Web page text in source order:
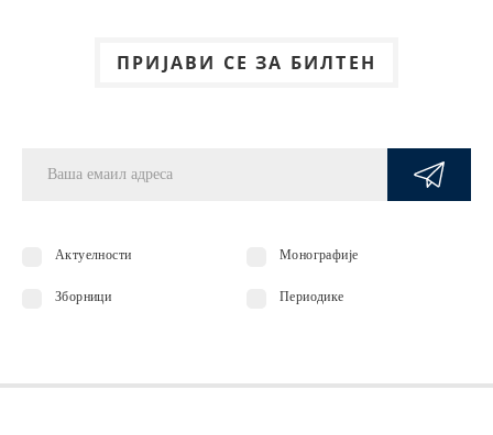
ПРИЈАВИ СЕ ЗА БИЛТЕН
Актуелности Монографије
Зборници Периодике